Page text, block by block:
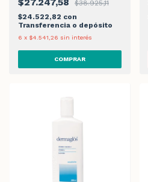
$38.925,11
$24.522,82 con
Transferencia o depósito
6 x $4.541,26 sin interés